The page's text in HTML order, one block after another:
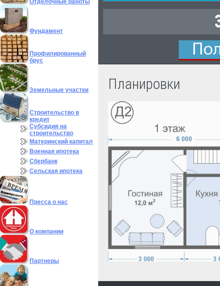
Отделочные работы
Фундамент
Профилированный
брус
Земельные участки
Строительство в
кредит
Субсидия на
строительство
Материнский капитал
Военная ипотека
Сбербанк
Сельская ипотека
Пресса о нас
О компании
Партнеры
Планировки